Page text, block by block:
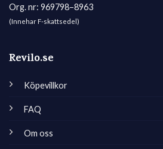
Org. nr: 969798–8963
(Innehar F-skattsedel)
Revilo.se
Köpevillkor
FAQ
Om oss